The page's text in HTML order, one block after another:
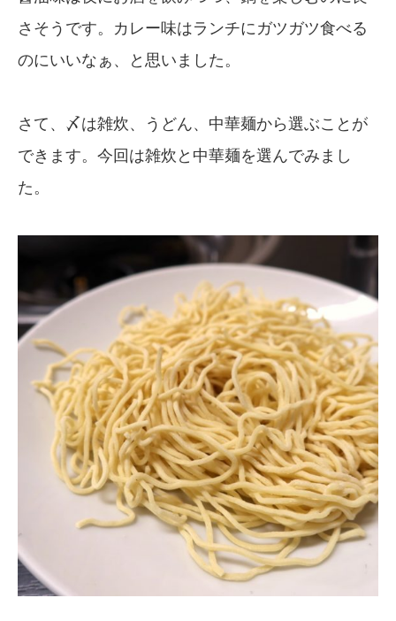
さそうです。カレー味はランチにガツガツ食べる
のにいいなぁ、と思いました。
さて、〆は雑炊、うどん、中華麺から選ぶことが
できます。今回は雑炊と中華麺を選んでみまし
た。